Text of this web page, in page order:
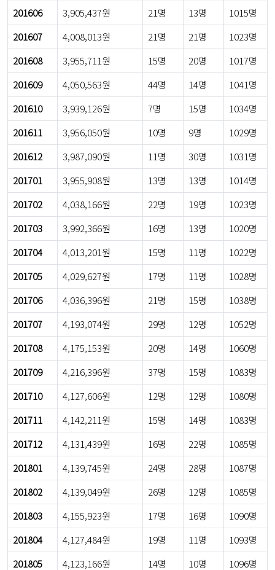
201606
3,905,437원 21명 13명
1015명
201607
4,008,013원 21명 21명
1023명
201608
3,955,711원 15명 20명
1017명
201609
4,050,563원 44명 14명
1041명
201610
3,939,126원 7명 15명
1034명
201611
3,956,050원 10명 9명
1029명
201612
3,987,090원 11명 30명
1031명
201701
3,955,908원 13명 13명
1014명
201702
4,038,166원 22명 19명
1023명
201703
3,992,366원 16명 13명
1020명
201704
4,013,201원 15명 11명
1022명
201705
4,029,627원 17명 11명
1028명
201706
4,036,396원 21명 15명
1038명
201707
4,193,074원 29명 12명
1052명
201708
4,175,153원 20명 14명
1060명
201709
4,216,396원 37명 15명
1083명
201710
4,127,606원 12명 12명
1080명
201711
4,142,211원 15명 14명
1083명
201712
4,131,439원 16명 22명
1085명
201801
4,139,745원 24명 28명
1087명
201802
4,139,049원 26명 12명
1085명
201803
4,155,923원 17명 16명
1090명
201804
4,127,484원 19명 11명
1093명
201805
4,123,166원 14명 10명
1096명